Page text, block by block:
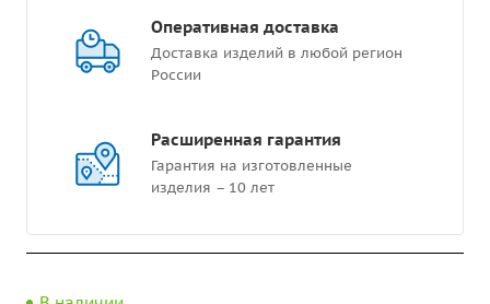
Оперативная доставка
Доставка изделий в любой регион
России
Расширенная гарантия
Гарантия на изготовленные
изделия – 10 лет